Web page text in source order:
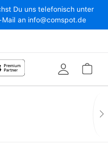
Du uns telefonisch unter
an info@comspot.de